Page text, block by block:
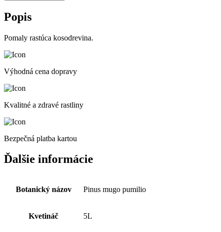
v
25cm,
30cm,
5L
Popis
Pomaly rastúca kosodrevina.
Výhodná cena dopravy
Kvalitné a zdravé rastliny
Bezpečná platba kartou
Ďalšie informácie
Botanický názov Pinus mugo pumilio
Kvetináč 5L